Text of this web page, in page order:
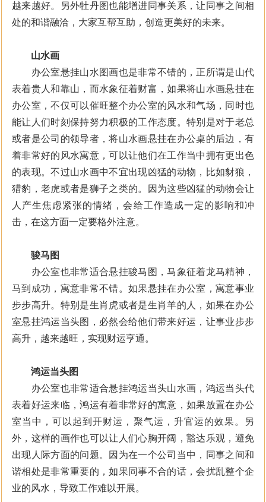
越来越好。另外牡丹图也能增进同事关系，让同事之间相
处的和谐融洽，大家互帮互助，创造更美好的未来。
山水画
办公室悬挂山水图画也是非常不错的，正所谓是山代
表着贵人和靠山，而水象征着财富，如果将山水画悬挂在
办公室，不仅可以催旺整个办公室的风水和气场，同时也
能让人们时刻保持努力积极的工作态度。特别是对于老总
或者是公司的领导者，将山水画悬挂在办公桌的后边，有
着非常好的风水寓意，可以让他们在工作当中拥有更出色
的表现。不过山水画中不宜出现凶猛的动物，比如豺狼，
猎豹，老虎或者是狮子之类的。因为这些凶猛的动物会让
人产生焦虑紧张的情绪，会给工作造成一定的影响和冲
击，在这方面一定要格外注意。
骏马图
办公室也非常适合悬挂骏马图，马象征着龙马精神，
马到成功，寓意非常不错。如果悬挂在办公室，寓意事业
步步高升。特别是生肖虎或者是生肖羊的人，如果在办公
室悬挂鸿运当头图，必然会给他们带来好运，让事业步步
高升，越来越旺，实现财运亨通。
鸿运当头图
办公室也非常适合悬挂鸿运当头山水画，鸿运当头代
表着好运来临，鸿运有着非常好的寓意，如果放置在办公
室当中，可以起到开财运，聚气运，升官运的效果。另
外，这样的画作也可以让人们心胸开阔，豁达乐观，避免
出现人际方面的问题。因为在一个公司当中，同事之间和
谐相处是非常重要的，如果同事不合的话，会扰乱整个企
业的风水，导致工作难以开展。